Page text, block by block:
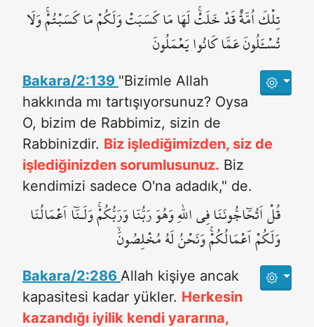
تِلْكَ اُمَّةٌ قَدْ خَلَتْۚ لَهَا مَا كَسَبَتْ وَلَكُمْ مَا كَسَبْتُمْۚ وَلَا
تُسْـَٔلُونَ عَمَّا كَانُوا يَعْمَلُونَ
Bakara/2:139 "Bizimle Allah
hakkında mı tartışıyorsunuz? Oysa
O, bizim de Rabbimiz, sizin de
Rabbinizdir. Biz işlediğimizden, siz de
işlediğinizden sorumlusunuz. Biz
kendimizi sadece O'na adadık," de.
قُلْ اَتُحَٓاجُّونَنَا فِي اللّٰهِ وَهُوَ رَبُّنَا وَرَبُّكُمْۚ وَلَـنَٓا اَعْمَالُنَا
وَلَكُمْ اَعْمَالُكُمْۚ وَنَحْنُ لَهُ مُخْلِصُونَۙ
Bakara/2:286 Allah kişiye ancak
kapasitesi kadar yükler. Herkesin
kazandığı iyilik kendi yararına,